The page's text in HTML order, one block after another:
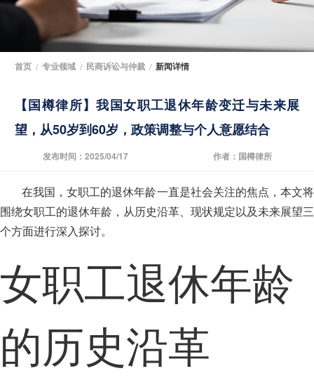
首页 / 专业领域 / 民商诉讼与仲裁 / 新闻详情
【国樽律所】我国女职工退休年龄变迁与未来展
望，从50岁到60岁，政策调整与个人意愿结合
发布时间：2025/04/17 作者：国樽律所
在我国，女职工的退休年龄一直是社会关注的焦点，本文将
围绕女职工的退休年龄，从历史沿革、现状规定以及未来展望三
个方面进行深入探讨。
女职工退休年龄
的历史沿革